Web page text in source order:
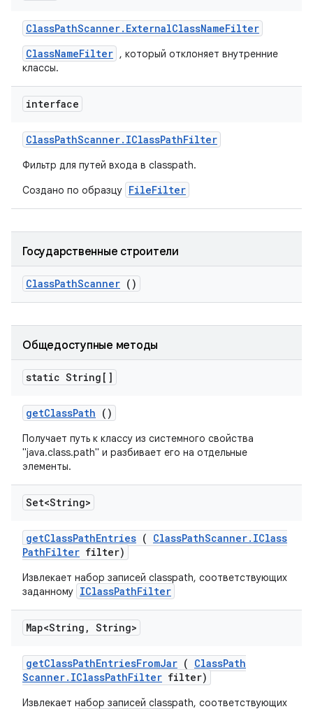
ClassPathScanner. ExternalClassNameFilter
ClassNameFilter , который отклоняет внутренние
классы.
interface
ClassPathScanner. IClassPathFilter
Фильтр для путей входа в classpath.
Создано по образцу FileFilter
Государственные строители
ClassPathScanner ()
Общедоступные методы
static String[]
getClassPath ()
Получает путь к классу из системного свойства
"java.class.path" и разбивает его на отдельные
элементы.
Set<String>
getClassPathEntries ( ClassPathScanner. IClass
PathFilter filter)
Извлекает набор записей classpath, соответствующих
заданному IClassPathFilter
Map<String , String>
getClassPathEntriesFromJar ( ClassPath
Scanner. IClassPathFilter filter)
Извлекает набор записей classpath, соответствующих